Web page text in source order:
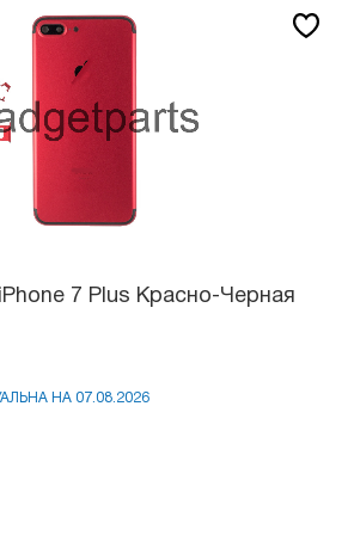
7 Plus Красно-Черная
НА 07.08.2026